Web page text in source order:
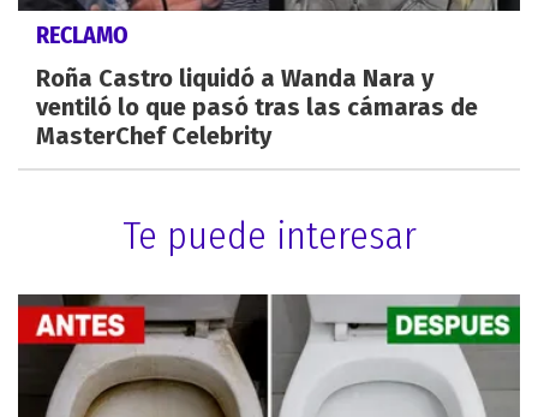
RECLAMO
Roña Castro liquidó a Wanda Nara y
ventiló lo que pasó tras las cámaras de
MasterChef Celebrity
Te puede interesar